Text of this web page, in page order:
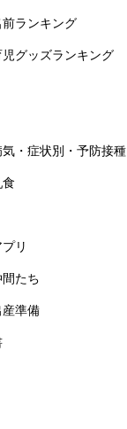
ランキング
グッズランキング
・症状別・予防接種
リ
たち
準備